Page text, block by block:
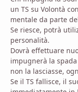
un TS su Volontà
mentale da parte
Se riesce, potrà
personalità.
Dovrà effettuare
impugnerà la
non la lasciasse,
Se il TS fallisce, il